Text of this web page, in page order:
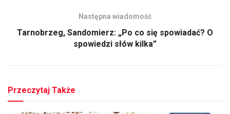
Następna wiadomość
Tarnobrzeg, Sandomierz: „Po co się spowiadać? O
spowiedzi słów kilka”
Przeczytaj Także